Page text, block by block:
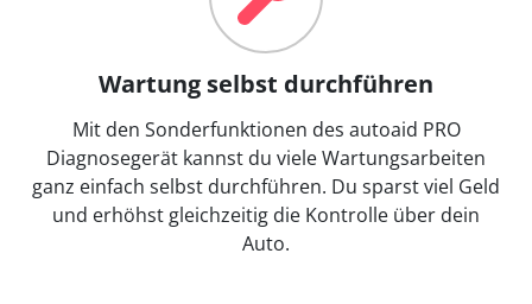
Wartung selbst durchführen
Mit den Sonderfunktionen des autoaid PRO
Diagnosegerät kannst du viele Wartungsarbeiten
ganz einfach selbst durchführen. Du sparst viel Geld
und erhöhst gleichzeitig die Kontrolle über dein
Auto.